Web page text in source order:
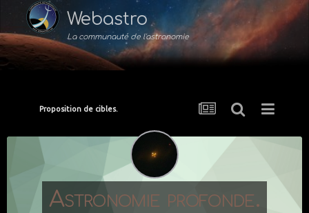
Webastro
La communauté de l'astronomie
Proposition de cibles.
Astronomie profonde.